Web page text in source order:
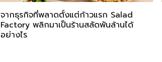
จากธุรกิจที่พลาดตั้งแต่ก้าวแรก Salad
Factory พลิกมาเป็นร้านสลัดพันล้านได้
อย่างไร